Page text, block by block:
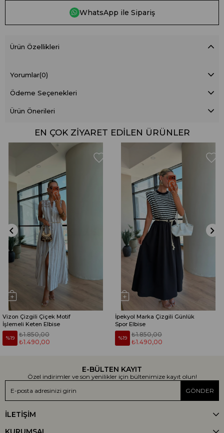
WhatsApp ile Sipariş
Ürün Özellikleri
Yorumlar(0)
Ödeme Seçenekleri
Ürün Önerileri
EN ÇOK ZIYARET EDILEN ÜRÜNLER
Vizon Çizgili Çiçek Motif
İşlemeli Keten Elbise
%19
₺1.490,00
₺1.850,00
İpekyol Marka Çizgili Günlük
Spor Elbise
%19
₺1.490,00
₺1.850,00
E-BÜLTEN KAYIT
Özel indirimler ve son yenilikler için bültenimize kayıt olun!
GÖNDER
İLETİŞİM